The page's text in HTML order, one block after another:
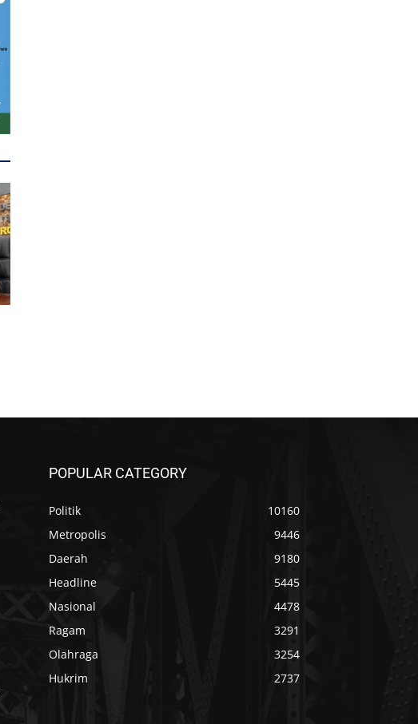
POPULAR CATEGORY
Politik
10160
Metropolis
9446
Daerah
9180
Headline
5445
Nasional
4478
Ragam
3291
Olahraga
3254
Hukrim
2737